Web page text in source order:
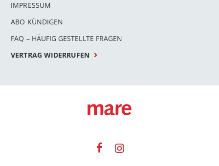
IMPRESSUM
ABO KÜNDIGEN
FAQ – HÄUFIG GESTELLTE FRAGEN
VERTRAG WIDERRUFEN